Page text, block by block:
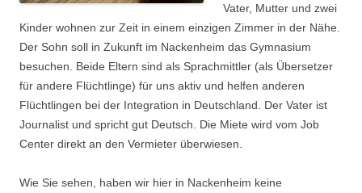
Vater, Mutter und zwei
Kinder wohnen zur Zeit in einem einzigen Zimmer in der Nähe.
Der Sohn soll in Zukunft im Nackenheim das Gymnasium
besuchen. Beide Eltern sind als Sprachmittler (als Übersetzer
für andere Flüchtlinge) für uns aktiv und helfen anderen
Flüchtlingen bei der Integration in Deutschland. Der Vater ist
Journalist und spricht gut Deutsch. Die Miete wird vom Job
Center direkt an den Vermieter überwiesen.
Wie Sie sehen, haben wir hier in Nackenheim keine